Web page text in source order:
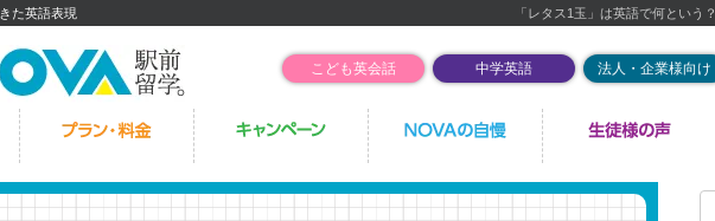
た英語表現 「レタス1玉」は英語で何という？
こども英会話 中学英語 法人・企業様向け